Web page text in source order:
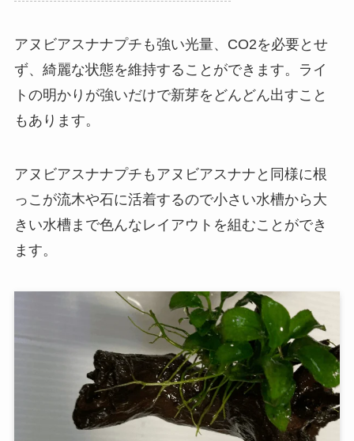
アヌビアスナナプチも強い光量、CO2を必要とせ
ず、綺麗な状態を維持することができます。ライ
トの明かりが強いだけで新芽をどんどん出すこと
もあります。
アヌビアスナナプチもアヌビアスナナと同様に根
っこが流木や石に活着するので小さい水槽から大
きい水槽まで色んなレイアウトを組むことができ
ます。